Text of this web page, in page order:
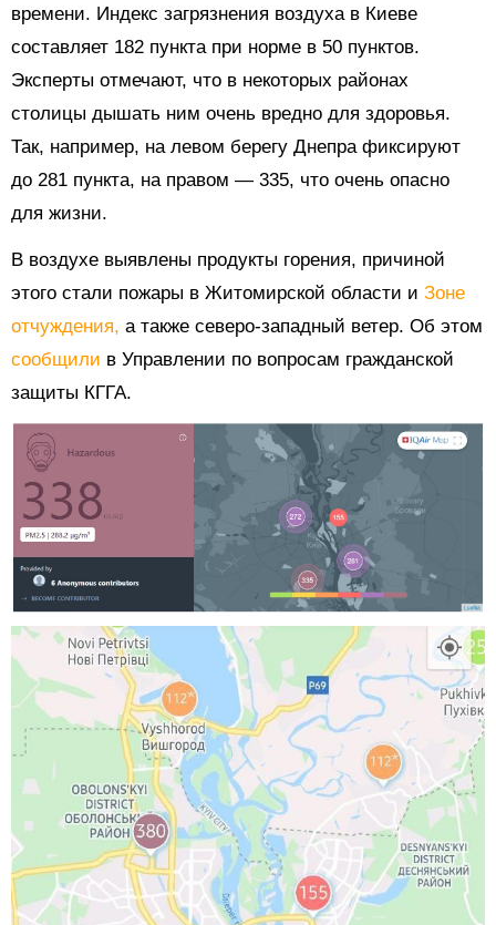
времени. Индекс загрязнения воздуха в Киеве
составляет 182 пункта при норме в 50 пунктов.
Эксперты отмечают, что в некоторых районах
столицы дышать ним очень вредно для здоровья.
Так, например, на левом берегу Днепра фиксируют
до 281 пункта, на правом — 335, что очень опасно
для жизни.
В воздухе выявлены продукты горения, причиной
этого стали пожары в Житомирской области и Зоне
отчуждения, а также северо-западный ветер. Об этом
сообщили в Управлении по вопросам гражданской
защиты КГГА.